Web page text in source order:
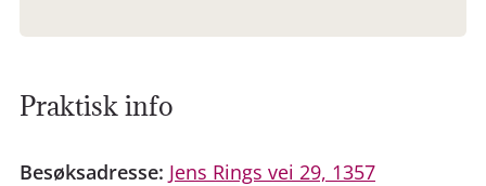
Praktisk info
Besøksadresse: Jens Rings vei 29, 1357